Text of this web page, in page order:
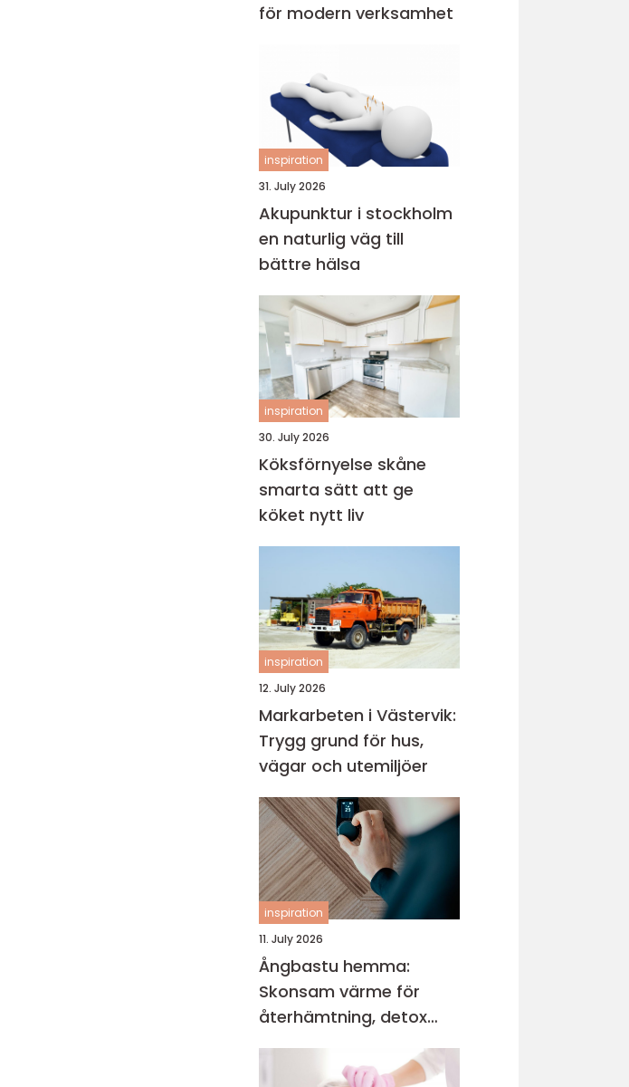
för modern verksamhet
inspiration
31. July 2026
Akupunktur i stockholm
en naturlig väg till
bättre hälsa
inspiration
30. July 2026
Köksförnyelse skåne
smarta sätt att ge
köket nytt liv
inspiration
12. July 2026
Markarbeten i Västervik:
Trygg grund för hus,
vägar och utemiljöer
inspiration
11. July 2026
Ångbastu hemma:
Skonsam värme för
återhämtning, detox
och mental balans